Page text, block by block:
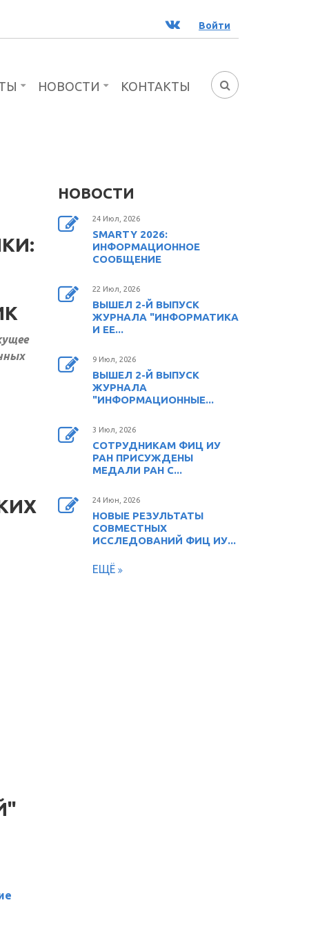
ВК Войти
ФОРМА
НОВОСТИ КОНТАКТЫ
НОВОСТИ
24 Июл, 2026
SMARTY 2026:
ИНФОРМАЦИОННОЕ
СООБЩЕНИЕ
22 Июл, 2026
ВЫШЕЛ 2-Й ВЫПУСК
ЖУРНАЛА "ИНФОРМАТИКА
И ЕЕ...
9 Июл, 2026
ВЫШЕЛ 2-Й ВЫПУСК
ЖУРНАЛА
"ИНФОРМАЦИОННЫЕ...
3 Июл, 2026
СОТРУДНИКАМ ФИЦ ИУ
РАН ПРИСУЖДЕНЫ
МЕДАЛИ РАН С...
24 Июн, 2026
НОВЫЕ РЕЗУЛЬТАТЫ
СОВМЕСТНЫХ
ИССЛЕДОВАНИЙ ФИЦ ИУ...
ЕЩЁ